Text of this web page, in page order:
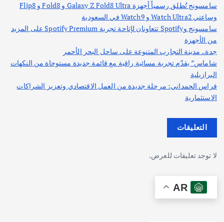
سامسونج تُطلق رسمياً أجهزة Galaxy Z Fold8 Ultra و Fold8 و Flip8
وساعتي Watch Ultra2 و Watch9 في السعودية
سامسونج وSpotify تتعاونان لإتاحة تجربة Spotify Premium على المزيد
من الأجهزة
جدة.. مدينة التجارب المتنوعة على ساحل البحر الأحمر
شاماس” يقدّم تجربة مسائية راقية مع قائمة جديدة مستوحاة من النكهات
البرازيلية
فراس الحمداني: مرحلة جديدة من العمل الاقتصادي وتعزيز الشراكات
الاستثمارية
التعليقات
لا توجد تعليقات للعرض.
AR